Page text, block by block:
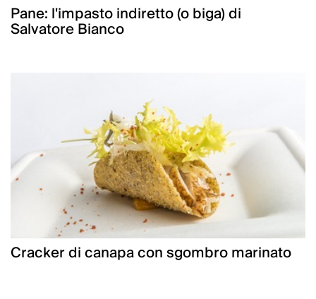
Pane: l'impasto indiretto (o biga) di
Salvatore Bianco
Cracker di canapa con sgombro marinato